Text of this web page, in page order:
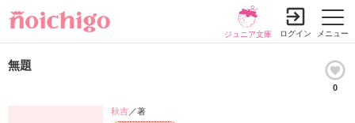
メニュー
ジュニア文庫 ログイン
無題
0
秋吉／著